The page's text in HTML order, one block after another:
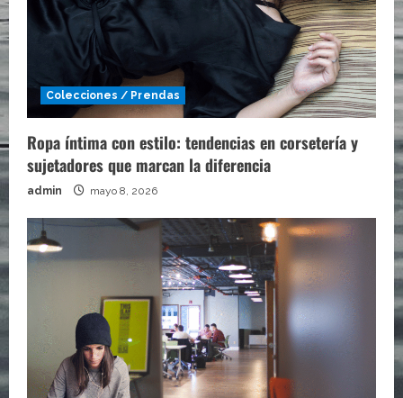
Colecciones / Prendas
Ropa íntima con estilo: tendencias en corsetería y
sujetadores que marcan la diferencia
admin mayo 8, 2026